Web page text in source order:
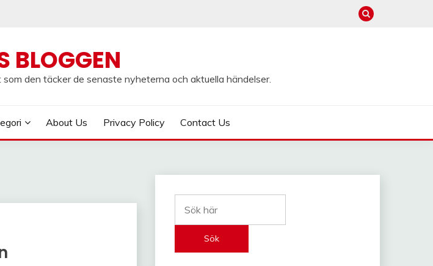
BLOGGEN
den täcker de senaste nyheterna och aktuella händelser.
About Us Privacy Policy Contact Us
Sök